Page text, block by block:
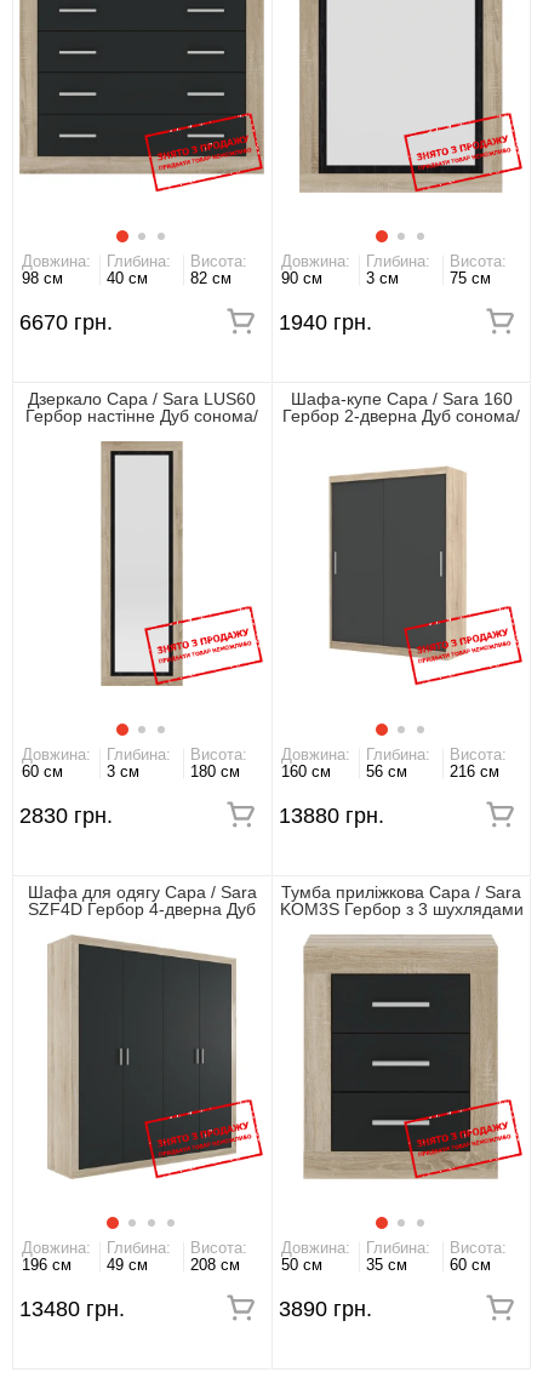
Довжина:
98 см
Глибина:
40 см
Висота:
82 см
6670 грн.
Довжина:
90 см
Глибина:
3 см
Висота:
75 см
1940 грн.
Дзеркало Сара / Sara LUS60
Гербор настінне Дуб сонома/
Довжина:
60 см
Глибина:
3 см
Висота:
180 см
2830 грн.
Шафа-купе Сара / Sara 160
Гербор 2-дверна Дуб сонома/
Довжина:
160 см
Глибина:
56 см
Висота:
216 см
13880 грн.
Шафа для одягу Сара / Sara
SZF4D Гербор 4-дверна Дуб
Довжина:
196 см
Глибина:
49 см
Висота:
208 см
13480 грн.
Тумба приліжкова Сара / Sara
KOM3S Гербор з 3 шухлядами
Довжина:
50 см
Глибина:
35 см
Висота:
60 см
3890 грн.